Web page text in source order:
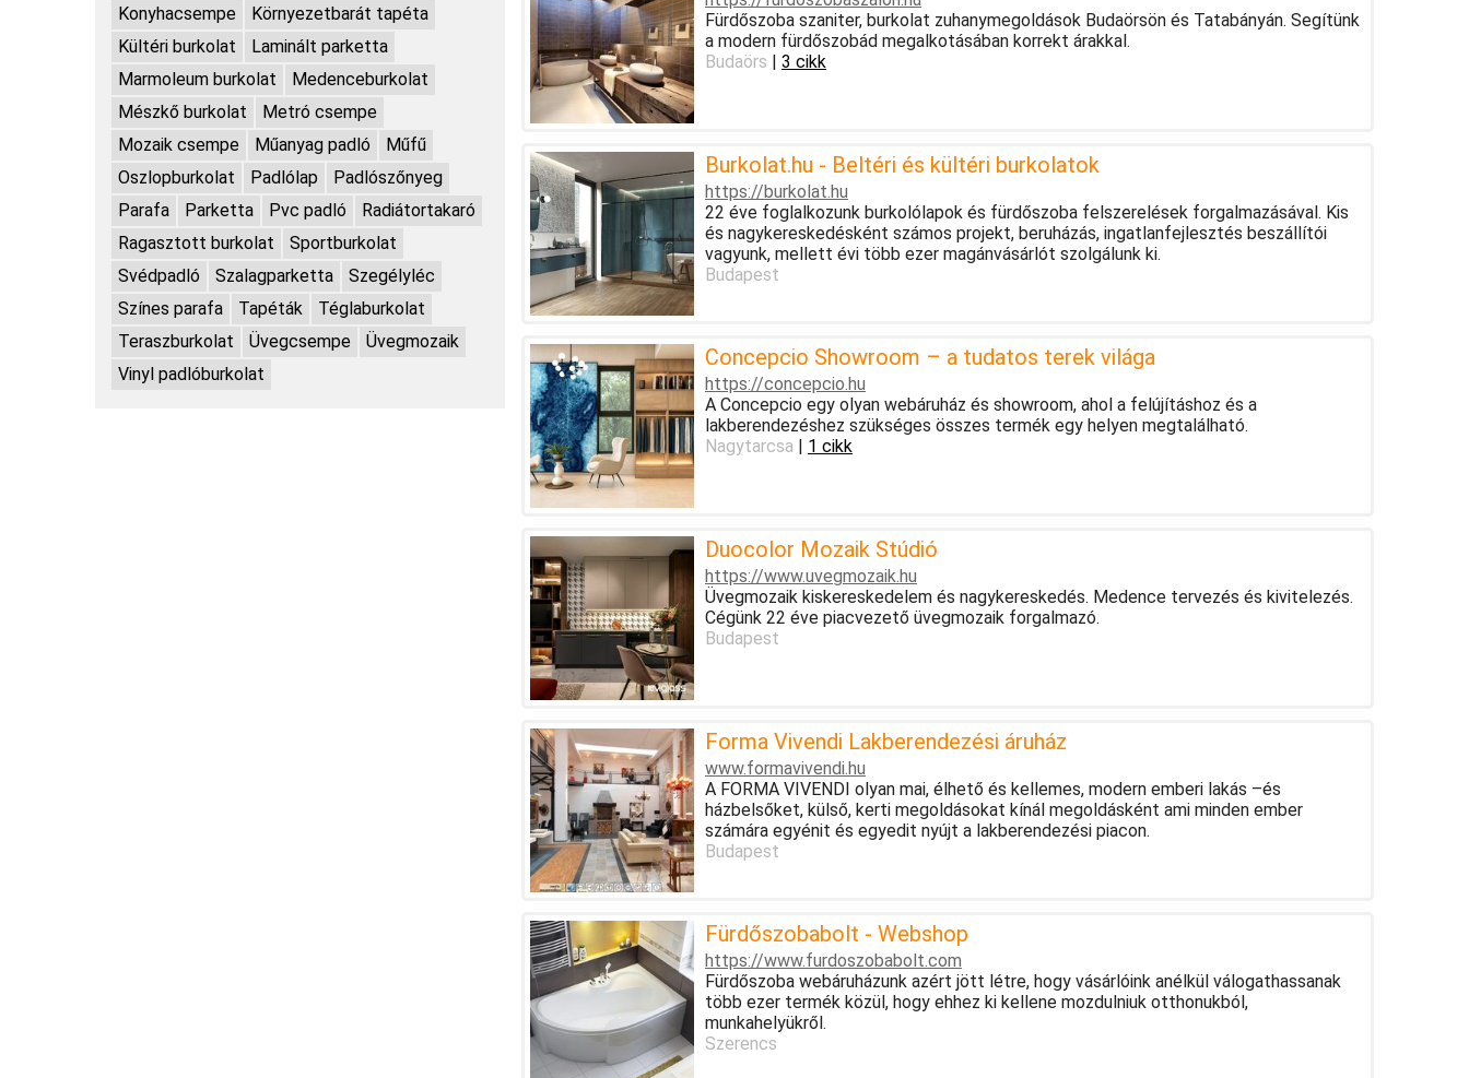
Konyhacsempe
Környezetbarát tapéta
Kültéri burkolat
Laminált parketta
Marmoleum burkolat
Medenceburkolat
Mészkő burkolat
Metró csempe
Mozaik csempe
Műanyag padló
Műfű
Oszlopburkolat
Padlólap
Padlószőnyeg
Parafa
Parketta Pvc padló
Radiátortakaró
Ragasztott burkolat
Sportburkolat
Svédpadló
Szalagparketta
Szegélyléc
Színes parafa
Tapéták
Téglaburkolat
Teraszburkolat
Üvegcsempe
Üvegmozaik
Vinyl padlóburkolat
Fürdőszoba szaniter, burkolat zuhanymegoldások Budaörsön és Tatabányán. Segítünk
a modern fürdőszobád megalkotásában korrekt árakkal.
Budaörs | 3 cikk
Burkolat.hu - Beltéri és kültéri burkolatok
https://burkolat.hu
22 éve foglalkozunk burkolólapok és fürdőszoba felszerelések forgalmazásával. Kis
és nagykereskedésként számos projekt, beruházás, ingatlanfejlesztés beszállítói
vagyunk, mellett évi több ezer magánvásárlót szolgálunk ki.
Budapest
Concepcio Showroom – a tudatos terek világa
https://concepcio.hu
A Concepcio egy olyan webáruház és showroom, ahol a felújításhoz és a
lakberendezéshez szükséges összes termék egy helyen megtalálható.
Nagytarcsa | 1 cikk
Duocolor Mozaik Stúdió
https://www.uvegmozaik.hu
Üvegmozaik kiskereskedelem és nagykereskedés. Medence tervezés és kivitelezés.
Cégünk 22 éve piacvezető üvegmozaik forgalmazó.
Budapest
Forma Vivendi Lakberendezési áruház
www.formavivendi.hu
A FORMA VIVENDI olyan mai, élhető és kellemes, modern emberi lakás –és
házbelsőket, külső, kerti megoldásokat kínál megoldásként ami minden ember
számára egyénit és egyedit nyújt a lakberendezési piacon.
Budapest
Fürdőszobabolt - Webshop
https://www.furdoszobabolt.com
Fürdőszoba webáruházunk azért jött létre, hogy vásárlóink anélkül válogathassanak
több ezer termék közül, hogy ehhez ki kellene mozdulniuk otthonukból,
munkahelyükről.
Szerencs